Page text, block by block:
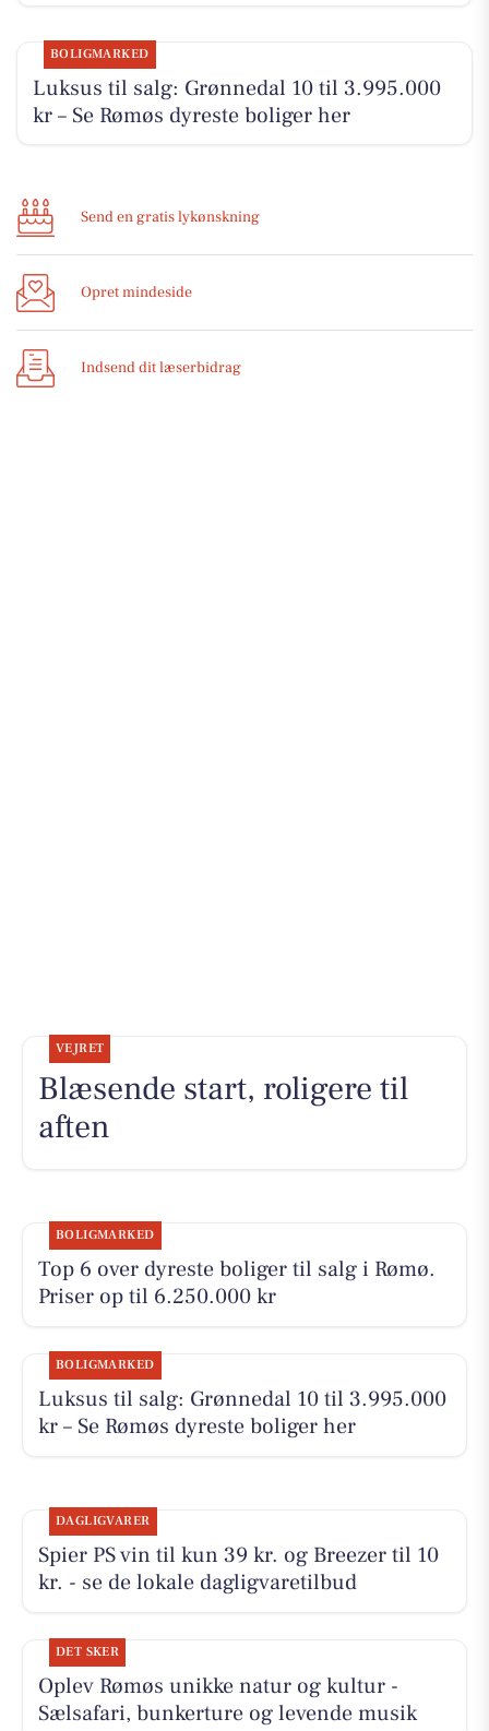
BOLIGMARKED
Luksus til salg: Grønnedal 10 til 3.995.000
kr – Se Rømøs dyreste boliger her
Send en gratis lykønskning
Opret mindeside
Indsend dit læserbidrag
VEJRET
Blæsende start, roligere til
aften
BOLIGMARKED
Top 6 over dyreste boliger til salg i Rømø.
Priser op til 6.250.000 kr
BOLIGMARKED
Luksus til salg: Grønnedal 10 til 3.995.000
kr – Se Rømøs dyreste boliger her
DAGLIGVARER
Spier PS vin til kun 39 kr. og Breezer til 10
kr. - se de lokale dagligvaretilbud
DET SKER
Oplev Rømøs unikke natur og kultur -
Sælsafari, bunkerture og levende musik